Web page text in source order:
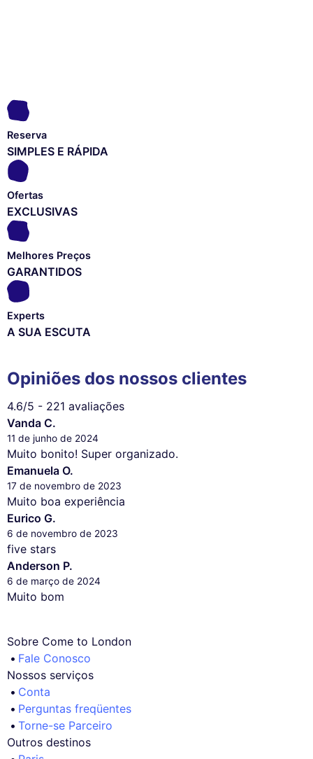
Reserva
SIMPLES E RÁPIDA
Ofertas
EXCLUSIVAS
Melhores Preços
GARANTIDOS
Experts
A SUA ESCUTA
Opiniões dos nossos clientes
4.6/5 - 221 avaliações
Vanda C.
11 de junho de 2024
Muito bonito! Super organizado.
Emanuela O.
17 de novembro de 2023
Muito boa experiência
Eurico G.
6 de novembro de 2023
five stars
Anderson P.
6 de março de 2024
Muito bom
Sobre Come to London
Fale Conosco
Nossos serviços
Conta
Perguntas freqüentes
Torne-se Parceiro
Outros destinos